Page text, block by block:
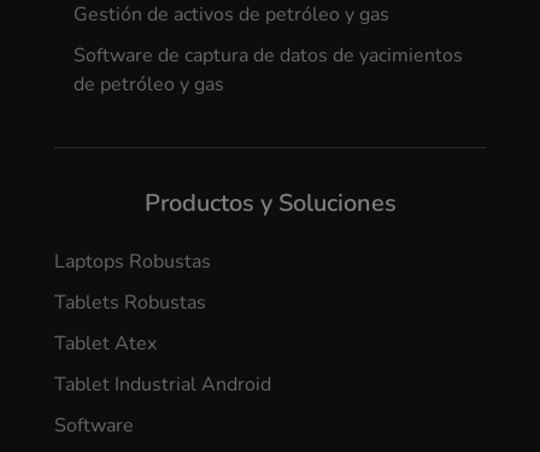
Gestión de activos de petróleo y gas
Software de captura de datos de yacimientos
de petróleo y gas
Productos y Soluciones
Laptops Robustas
Tablets Robustas
Tablet Atex
Tablet Industrial Android
Software